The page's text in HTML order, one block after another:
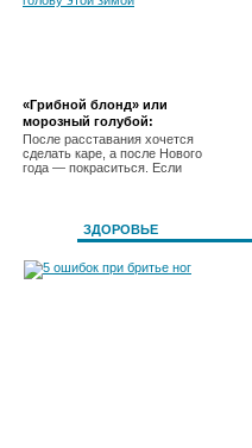
«Грибной блонд» или
морозный голубой:
разбираемся, как покрасить
голову этой зимой
После расставания хочется
сделать каре, а после Нового
года — покраситься. Если
ЗДОРОВЬЕ